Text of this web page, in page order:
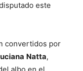
este
convertidos por
Natta,